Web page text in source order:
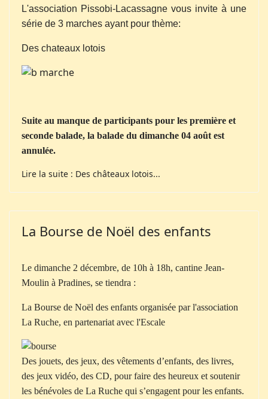
L'association Pissobi-Lacassagne vous invite à une
série de 3 marches ayant pour thème:
Des chateaux lotois
Suite au manque de participants pour les première et
seconde balade, la balade du dimanche 04 août est
annulée.
Lire la suite : Des châteaux lotois...
La Bourse de Noël des enfants
Le dimanche 2 décembre, de 10h à 18h, cantine Jean-
Moulin à Pradines, se tiendra :
La Bourse de Noël des enfants organisée par l'association
La Ruche, en partenariat avec l'Escale
Des jouets, des jeux, des vêtements d’enfants, des livres,
des jeux vidéo, des CD, pour faire des heureux et soutenir
les bénévoles de La Ruche qui s’engagent pour les enfants.